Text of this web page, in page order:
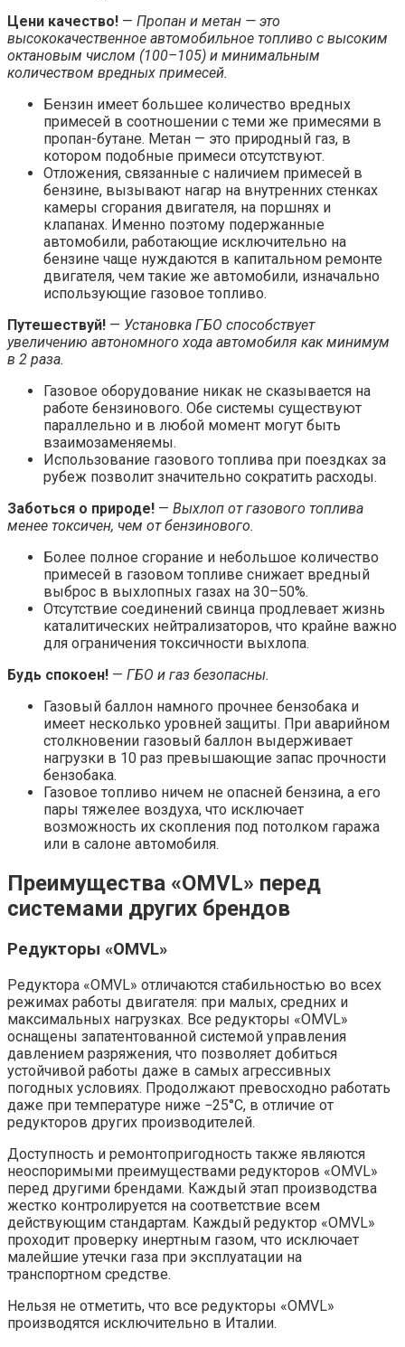
Цени качество! — Пропан и метан — это
высококачественное автомобильное топливо с высоким
октановым числом (100–105) и минимальным
количеством вредных примесей.
Бензин имеет большее количество вредных
примесей в соотношении с теми же примесями в
пропан-бутане. Метан — это природный газ, в
котором подобные примеси отсутствуют.
Отложения, связанные с наличием примесей в
бензине, вызывают нагар на внутренних стенках
камеры сгорания двигателя, на поршнях и
клапанах. Именно поэтому подержанные
автомобили, работающие исключительно на
бензине чаще нуждаются в капитальном ремонте
двигателя, чем такие же автомобили, изначально
использующие газовое топливо.
Путешествуй! — Установка ГБО способствует
увеличению автономного хода автомобиля как минимум
в 2 раза.
Газовое оборудование никак не сказывается на
работе бензинового. Обе системы существуют
параллельно и в любой момент могут быть
взаимозаменяемы.
Использование газового топлива при поездках за
рубеж позволит значительно сократить расходы.
Заботься о природе! — Выхлоп от газового топлива
менее токсичен, чем от бензинового.
Более полное сгорание и небольшое количество
примесей в газовом топливе снижает вредный
выброс в выхлопных газах на 30–50%.
Отсутствие соединений свинца продлевает жизнь
каталитических нейтрализаторов, что крайне важно
для ограничения токсичности выхлопа.
Будь спокоен! — ГБО и газ безопасны.
Газовый баллон намного прочнее бензобака и
имеет несколько уровней защиты. При аварийном
столкновении газовый баллон выдерживает
нагрузки в 10 раз превышающие запас прочности
бензобака.
Газовое топливо ничем не опасней бензина, а его
пары тяжелее воздуха, что исключает
возможность их скопления под потолком гаража
или в салоне автомобиля.
Преимущества «OMVL» перед
системами других брендов
Редукторы «OMVL»
Редуктора «OMVL» отличаются стабильностью во всех
режимах работы двигателя: при малых, средних и
максимальных нагрузках. Все редукторы «OMVL»
оснащены запатентованной системой управления
давлением разряжения, что позволяет добиться
устойчивой работы даже в самых агрессивных
погодных условиях. Продолжают превосходно работать
даже при температуре ниже −25°C, в отличие от
редукторов других производителей.
Доступность и ремонтопригодность также являются
неоспоримыми преимуществами редукторов «OMVL»
перед другими брендами. Каждый этап производства
жестко контролируется на соответствие всем
действующим стандартам. Каждый редуктор «OMVL»
проходит проверку инертным газом, что исключает
малейшие утечки газа при эксплуатации на
транспортном средстве.
Нельзя не отметить, что все редукторы «OMVL»
производятся исключительно в Италии.